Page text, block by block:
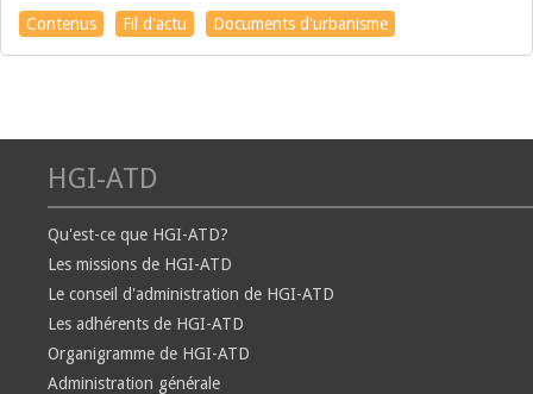
Contenus Fil d'actu Documents d'urbanisme
HGI-ATD
Qu'est-ce que HGI-ATD?
Les missions de HGI-ATD
Le conseil d'administration de HGI-ATD
Les adhérents de HGI-ATD
Organigramme de HGI-ATD
Administration générale